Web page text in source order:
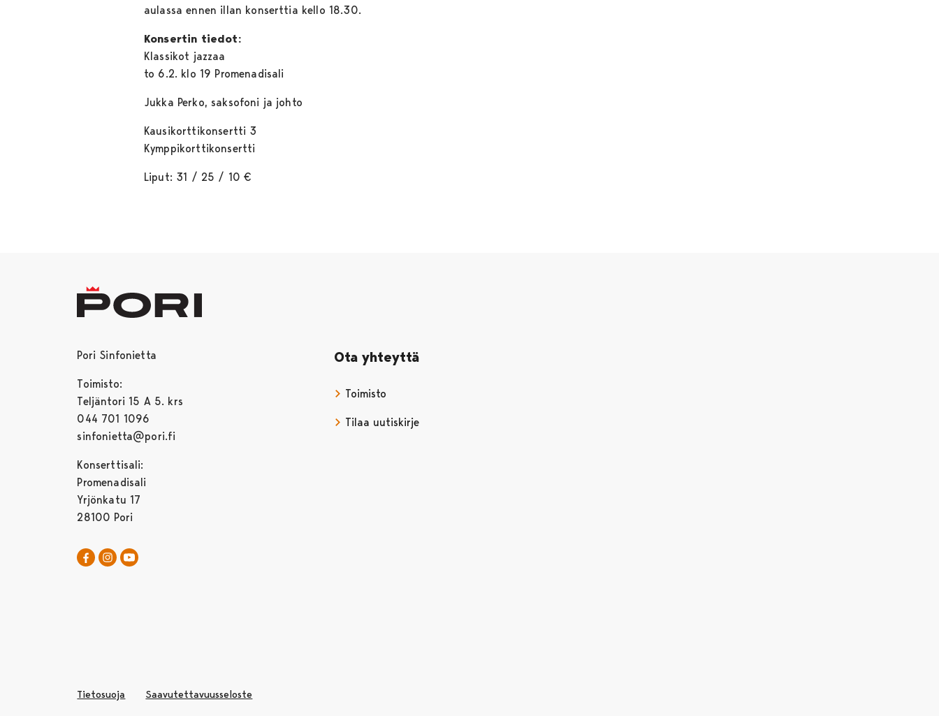
aulassa ennen illan konserttia kello 18.30.
Konsertin tiedot:
Klassikot jazzaa
to 6.2. klo 19 Promenadisali
Jukka Perko, saksofoni ja johto
Kausikorttikonsertti 3
Kymppikorttikonsertti
Liput: 31 / 25 / 10 €
Pori Sinfonietta
Toimisto:
Teljäntori 15 A 5. krs
044 701 1096
sinfonietta@pori.fi
Konserttisali:
Promenadisali
Yrjönkatu 17
28100 Pori
Pori Sinfonietta Facebookissa
Avautuu uudessa välilehdessä
Pori Sinfonietta Instagrammissa
Avautuu uudessa välilehdessä
Ota yhteyttä
Toimisto
Tilaa uutiskirje
Tietosuoja Saavutettavuusseloste